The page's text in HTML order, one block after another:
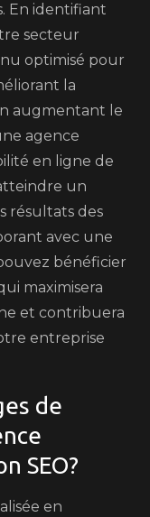
En identifiant
secteur
optimisé pour
la
augmentant le
agence
en ligne de
un
résultats des
avec une
bénéficier
maximisera
et contribuera
entreprise
de
SEO?
en